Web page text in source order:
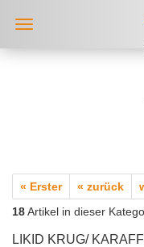
« Erster « zurück
18Artikel in dieser
LIKID KRUG/